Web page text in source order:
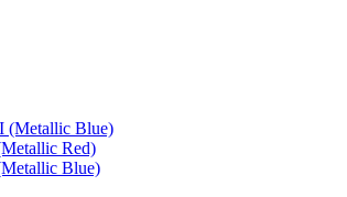
(Metallic Blue)
Red)
Blue)